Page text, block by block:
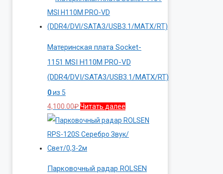
Материнская плата Socket-
1151 MSI H110M PRO-VD
(DDR4/DVI/SATA3/USB3.1/MATX/RT)
0из 5
4,100.00₽Читать далее
Парковочный радар ROLSEN